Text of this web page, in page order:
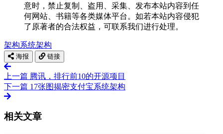
意时，禁止复制、盗用、采集、发布本站内容到任
何网站、书籍等各类媒体平台。如若本站内容侵犯
了原著者的合法权益，可联系我们进行处理。
架构系统架构
海报 链接
上一篇 腾讯，排行前10的开源项目
下一篇 17张图揭密支付宝系统架构
相关文章